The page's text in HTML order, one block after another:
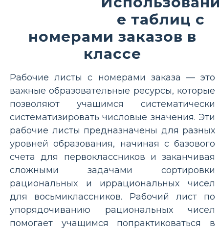
е таблиц с
номерами заказов в
классе
Рабочие листы с номерами заказа — это
важные образовательные ресурсы, которые
позволяют учащимся систематически
систематизировать числовые значения. Эти
рабочие листы предназначены для разных
уровней образования, начиная с базового
счета для первоклассников и заканчивая
сложными задачами сортировки
рациональных и иррациональных чисел
для восьмиклассников. Рабочий лист по
упорядочиванию рациональных чисел
помогает учащимся попрактиковаться в